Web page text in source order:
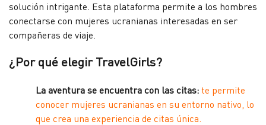
solución intrigante. Esta plataforma permite a los hombres
conectarse con mujeres ucranianas interesadas en ser
compañeras de viaje.
¿Por qué elegir TravelGirls?
La aventura se encuentra con las citas: te permite
conocer mujeres ucranianas en su entorno nativo, lo
que crea una experiencia de citas única.